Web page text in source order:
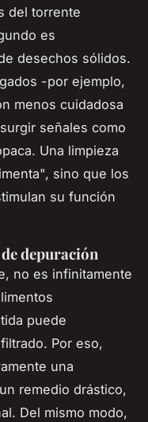
del torrente
es
desechos sólidos.
-por ejemplo,
menos cuidadosa
señales como
Una limpieza
sino que los
su función
depuración
no es infinitamente
puede
Por eso,
una
remedio drástico,
Del mismo modo,